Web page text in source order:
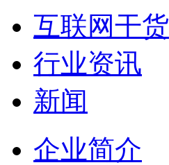
互联网干货
行业资讯
新闻
企业简介